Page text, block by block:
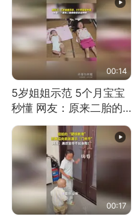
00:14
5岁姐姐示范 5个月宝宝
秒懂 网友：原来二胎的
快乐长这样
00:17